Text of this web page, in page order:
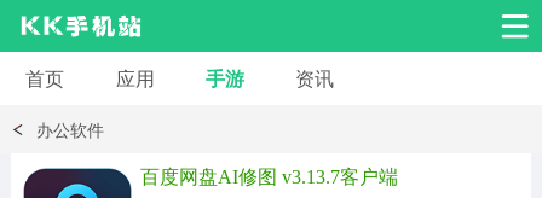
安卓应用
首页 应用 手游 资讯
办公软件
百度网盘AI修图 v3.13.7客户端